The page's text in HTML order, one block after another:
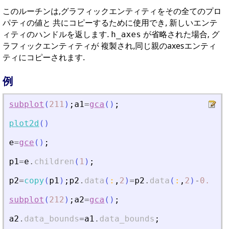
このルーチンは,グラフィックエンティティをその全てのプロ
パティの値と 共にコピーするために使用でき, 新しいエンテ
ィティのハンドルを返します. h_axes が省略された場合, グ
ラフィックエンティティが 複製され,同じ親のaxesエンティ
ティにコピーされます.
例
subplot ( 211 ) ; a1=gca ( ) ;
plot2d ( )
e=gce ( ) ;
p1=e . children ( 1 ) ;
p2=copy ( p1 ) ; p2 . data ( : , 2 )=p2 . data ( : , 2 ) - 0.5
subplot ( 212 ) ; a2=gca ( ) ;
a2 . data_bounds=a1 . data_bounds ;